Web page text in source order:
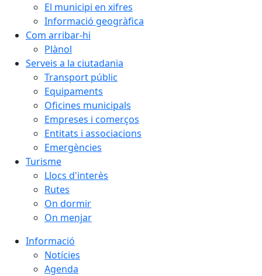
El municipi en xifres
Informació geogràfica
Com arribar-hi
Plànol
Serveis a la ciutadania
Transport públic
Equipaments
Oficines municipals
Empreses i comerços
Entitats i associacions
Emergències
Turisme
Llocs d'interès
Rutes
On dormir
On menjar
Informació
Notícies
Agenda